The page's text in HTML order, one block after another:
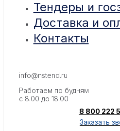
Тендеры и
Доставка и
Контакты
info@nstend.ru
Работаем по будням
с 8.00 до 18.00
8 800 222
Заказать